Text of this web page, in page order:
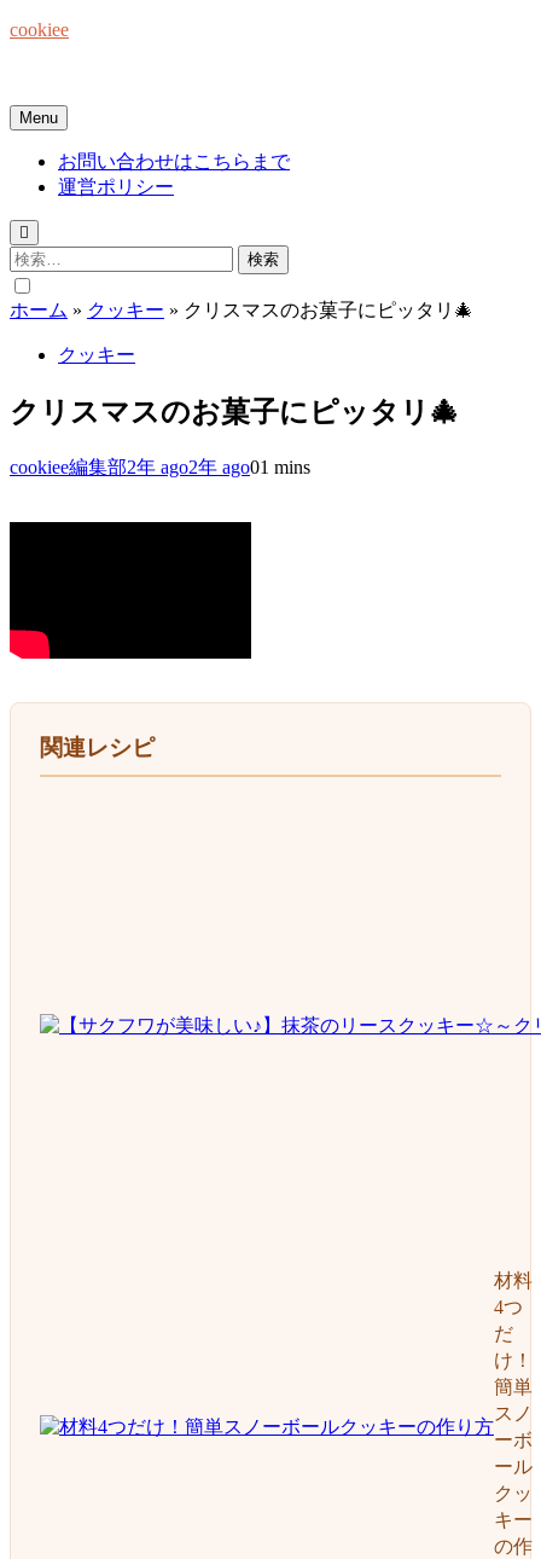
Skip
cookiee
Menu
お問い合わせはこちらまで
運営ポリシー
検
索:
ホーム » クッキー » クリスマスのお菓子にピッタリ🎄
クッキー
クリスマスのお菓子にピッタリ🎄
cookiee編集部2年 ago2年 ago01 mins
関連レシピ
材料
4つ
だ
け！
簡単
スノ
ーボ
ール
クッ
キー
の作